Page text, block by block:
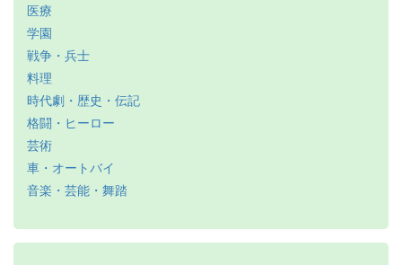
医療
学園
戦争・兵士
料理
時代劇・歴史・伝記
格闘・ヒーロー
芸術
車・オートバイ
音楽・芸能・舞踏